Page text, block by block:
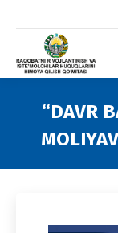
“DAVR